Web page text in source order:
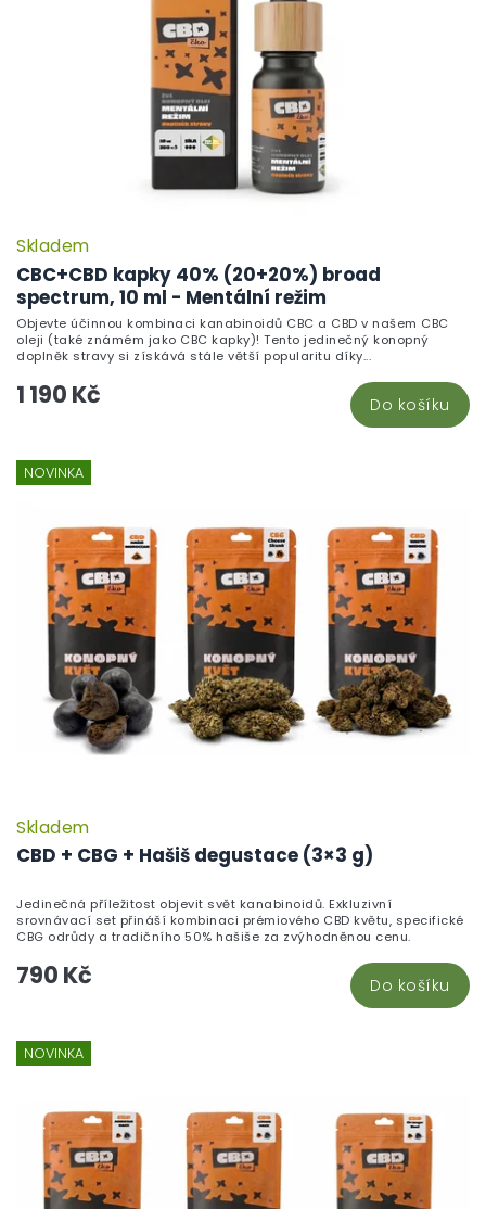
CBC+CBD kapky 40% (20+20%) broad
spectrum, 10 ml - Mentální režim
Skladem
1 190 Kč Do košíku
Objevte účinnou kombinaci kanabinoidů CBC a CBD v našem CBC
oleji (také známém jako CBC kapky)! Tento jedinečný konopný
doplněk stravy si získává stále větší popularitu díky...
NOVINKA
CBD + CBG + Hašiš degustace (3×3 g)
Skladem
790 Kč Do košíku
Jedinečná příležitost objevit svět kanabinoidů. Exkluzivní
srovnávací set přináší kombinaci prémiového CBD květu, specifické
CBG odrůdy a tradičního 50% hašiše za zvýhodněnou cenu.
NOVINKA